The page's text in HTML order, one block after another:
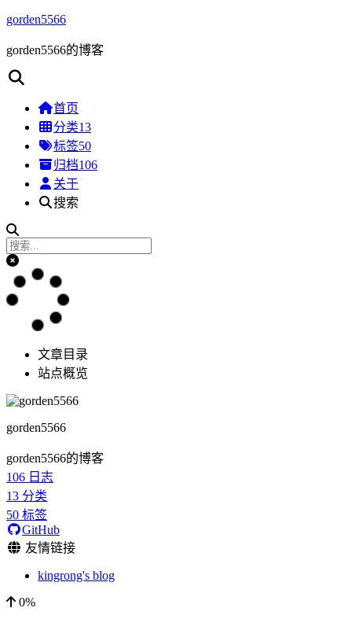
gorden5566
gorden5566的博客
首页
分类13
标签50
归档106
关于
搜索
文章目录
站点概览
gorden5566
gorden5566的博客
106 日志
13 分类
50 标签
GitHub
友情链接
kingrong's blog
0%